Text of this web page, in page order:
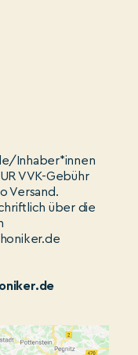
Inhaber*innen
VVK-Gebühr
Versand.
über die